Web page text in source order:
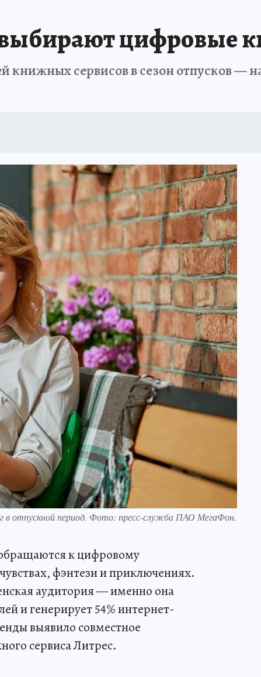
цифровые
книжных сервисов в сезон отпусков —
отпускной период. Фото: пресс-служба ПАО МегаФон.
к цифровому
фэнтези и приключениях.
аудитория — именно она
и генерирует 54% интернет-
выявило совместное
сервиса Литрес.